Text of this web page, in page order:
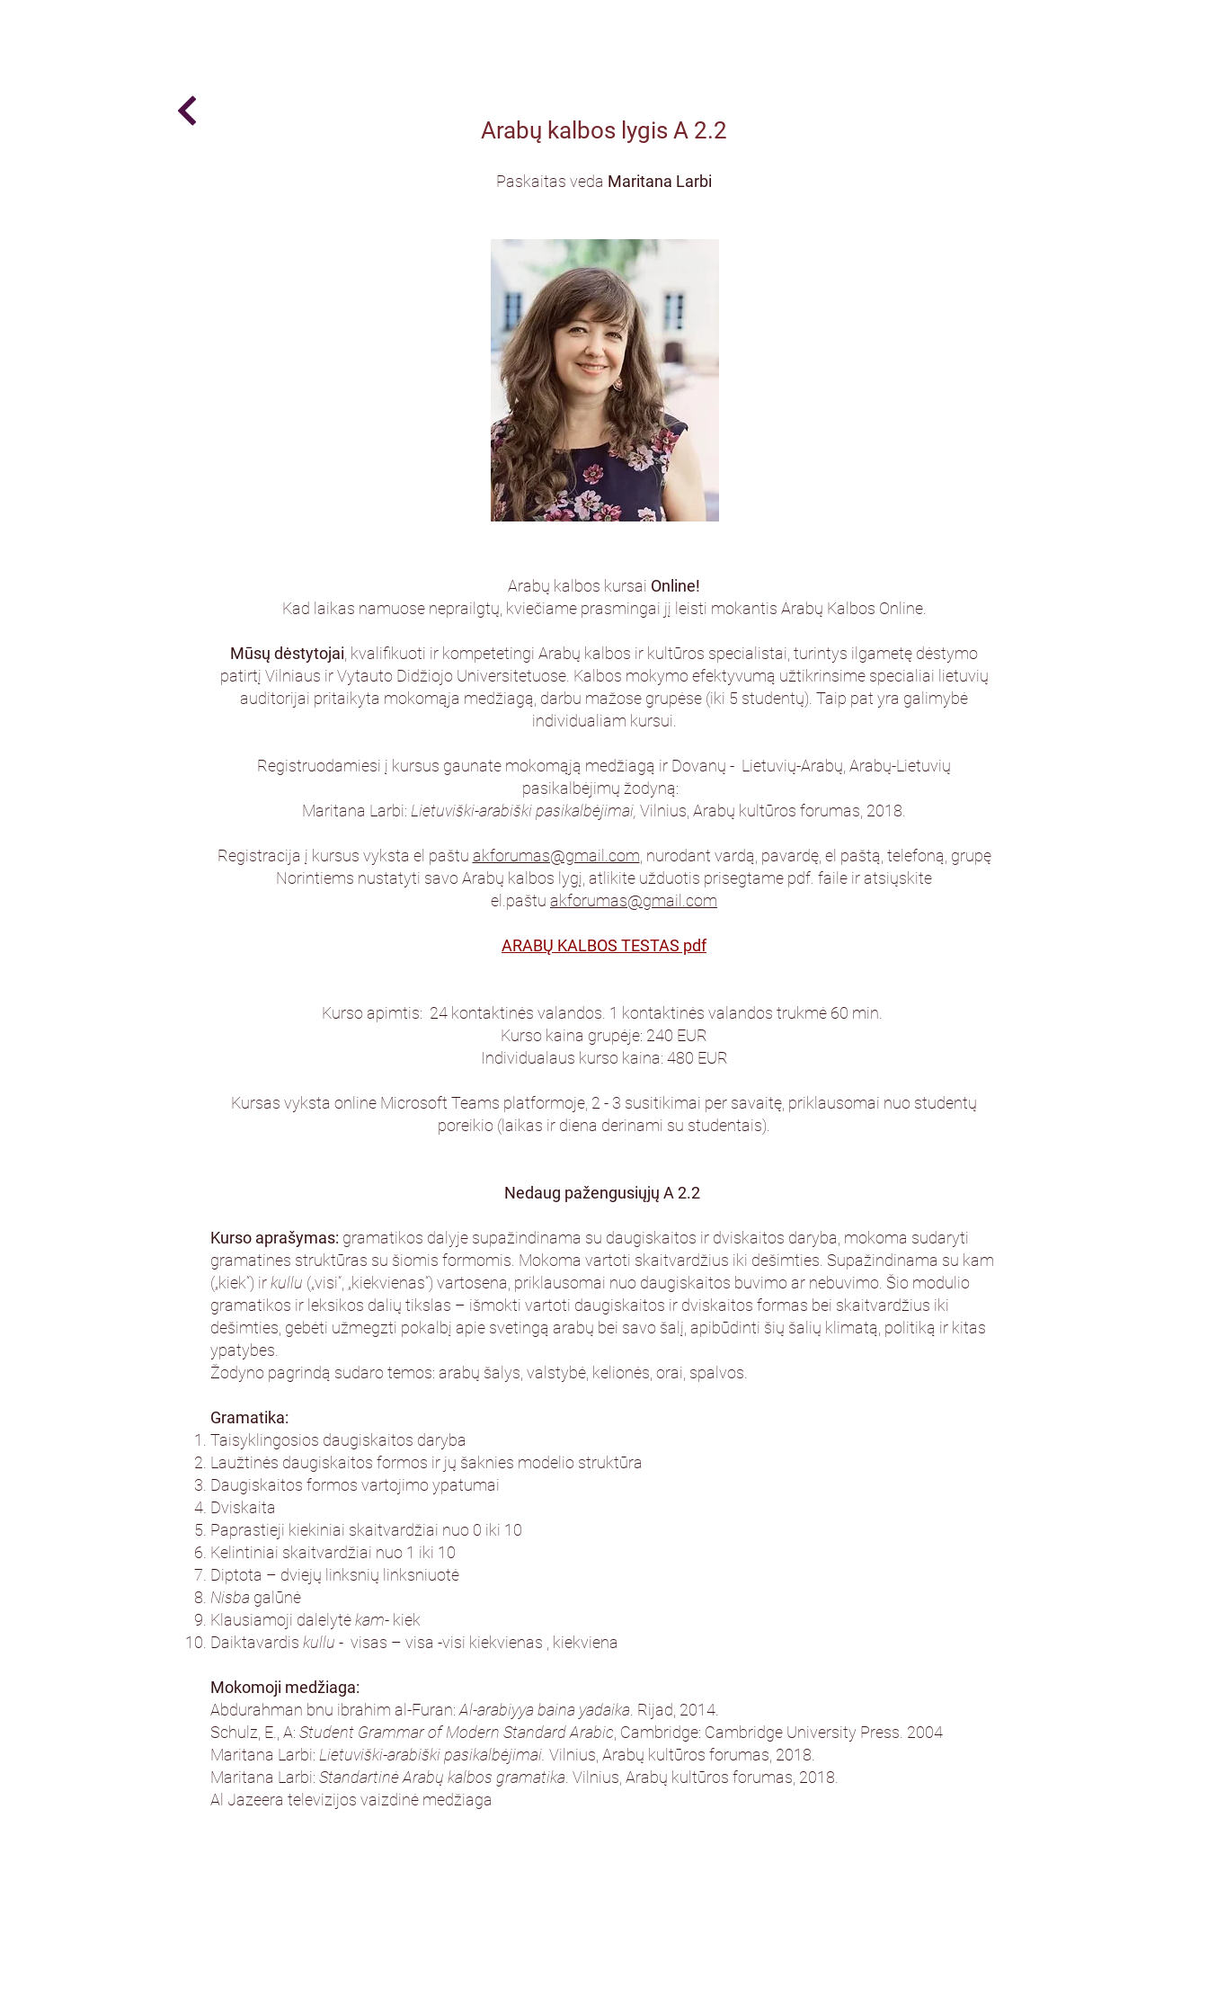
Arabų kalbos lygis A 2.2
Paskaitas veda Maritana Larbi
Arabų kalbos kursai Online!
Kad laikas namuose neprailgtų, kviečiame prasmingai jį leisti mokantis Arabų Kalbos Online.
Mūsų dėstytojai , kvalifikuoti ir kompetetingi Arabų kalbos ir kultūros specialistai, turintys ilgametę dėstymo
patirtį Vilniaus ir Vytauto Didžiojo Universitetuose. Kalbos mokymo efektyvumą užtikrinsime specialiai lietuvių
auditorijai pritaikyta mokomąja medžiagą, darbu mažose grupėse (iki 5 studentų). Taip pat yra galimybė
individualiam kursui.
Registruodamiesi į kursus gaunate mokomąją medžiagą ir Dovanų - Lietuvių-Arabų, Arabų-Lietuvių
pasikalbėjimų žodyną:
Maritana Larbi: Lietuviški-arabiški pasikalbėjimai, Vilnius, Arabų kultūros forumas, 2018.
Registracija į kursus vyksta el paštu akforumas@gmail.com , nurodant vardą, pavardę, el paštą, telefoną, grupę
Norintiems nustatyti savo Arabų kalbos lygį, atlikite užduotis prisegtame pdf. faile ir atsiųskite
el.paštu akforumas@gmail.com
ARABŲ KALBOS TESTAS pdf
Kurso apimtis: 24 kontaktinės valandos. 1 kontaktinės valandos trukmė 60 min.
Kurso kaina grupėje: 240 EUR
Individualaus kurso kaina: 480 EUR
Kursas vyksta online Microsoft Teams platformoje, 2 - 3 susitikimai per savaitę, priklausomai nuo studentų
poreikio (laikas ir diena derinami su studentais).
Nedaug pažengusiųjų A 2.2
Kurso aprašymas: gramatikos dalyje supažindinama su daugiskaitos ir dviskaitos daryba, mokoma sudaryti
gramatines struktūras su šiomis formomis. Mokoma vartoti skaitvardžius iki dešimties. Supažindinama su kam
(„kiek“) irkullu („visi“, „kiekvienas“) vartosena, priklausomai nuo daugiskaitos buvimo ar nebuvimo. Šio modulio
gramatikos ir leksikos dalių tikslas – išmokti vartoti daugiskaitos ir dviskaitos formas bei skaitvardžius iki
dešimties, gebėti užmegzti pokalbį apie svetingą arabų bei savo šalį, apibūdinti šių šalių klimatą, politiką ir kitas
ypatybes.
Žodyno pagrindą sudaro temos: arabų šalys, valstybė, kelionės, orai, spalvos.
Gramatika:
Taisyklingosios daugiskaitos daryba
Laužtinės daugiskaitos formos ir jų šaknies modelio struktūra
Daugiskaitos formos vartojimo ypatumai
Dviskaita
Paprastieji kiekiniai skaitvardžiai nuo 0 iki 10
Kelintiniai skaitvardžiai nuo 1 iki 10
Diptota – dviejų linksnių linksniuotė
Nisba galūnė
Klausiamoji dalelytėkam- kiek
Daiktavardis kullu - visas – visa -visi kiekvienas , kiekviena
Mokomoji medžiaga:
Abdurahman bnu ibrahim al-Furan: Al-arabiyya baina yadaika . Rijad, 2014.
Schulz, E., A: Student Grammar of Modern Standard Arabic , Cambridge: Cambridge University Press. 2004
Maritana Larbi: Lietuviški-arabiški pasikalbėjimai. Vilnius, Arabų kultūros forumas, 2018.
Maritana Larbi: Standartinė Arabų kalbos gramatika . Vilnius, Arabų kultūros forumas, 2018.
Al Jazeera televizijos vaizdinė medžiaga